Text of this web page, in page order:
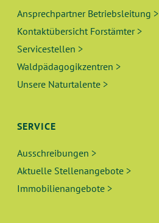
Ansprechpartner Betriebsleitung >
Kontaktübersicht Forstämter >
Servicestellen >
Waldpädagogikzentren >
Unsere Naturtalente >
SERVICE
Ausschreibungen >
Aktuelle Stellenangebote >
Immobilienangebote >